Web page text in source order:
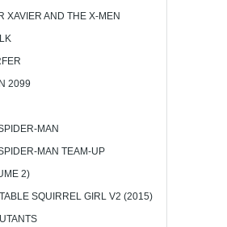
XAVIER AND THE X-MEN
2099
MAN
MAN TEAM-UP
2)
SQUIRREL GIRL V2 (2015)